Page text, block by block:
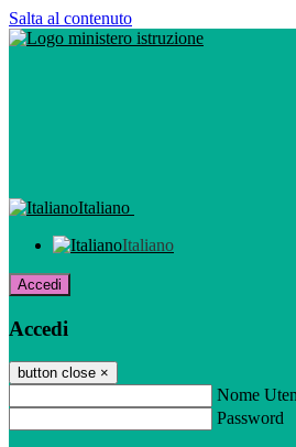
Salta al contenuto
Italiano
Italiano
Accedi
Accedi
button close ×
Nome
Password